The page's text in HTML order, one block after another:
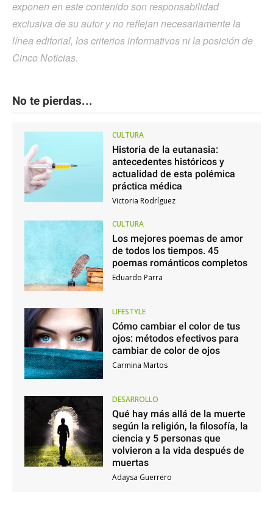
exponen en este contenido son responsabilidad
exclusiva de su autor y no reflejan necesariamente la
línea editorial, los criterios informativos ni la posición de
Cinco Noticias.
No te pierdas...
CULTURA
Historia de la eutanasia:
antecedentes históricos y
actualidad de esta polémica
práctica médica
Victoria Rodríguez
CULTURA
Los mejores poemas de amor
de todos los tiempos. 45
poemas románticos completos
Eduardo Parra
LIFESTYLE
Cómo cambiar el color de tus
ojos: métodos efectivos para
cambiar de color de ojos
Carmina Martos
DESARROLLO
Qué hay más allá de la muerte
según la religión, la filosofía, la
ciencia y 5 personas que
volvieron a la vida después de
muertas
Adaysa Guerrero